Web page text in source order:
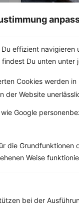
effizient
Du unten unter
Cookies werden
der Website
Google
die Grundfunktionen
Weise
bei der
KRÄUTER &
Salz – Die
Salz ist ein
lebenswichtiger
und aus unserer
nicht mehr weg